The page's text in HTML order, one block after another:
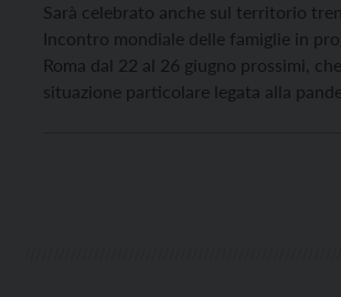
Sarà celebrato anche sul territorio
Incontro mondiale delle famiglie in
Roma dal 22 al 26 giugno prossimi,
situazione particolare legata alla